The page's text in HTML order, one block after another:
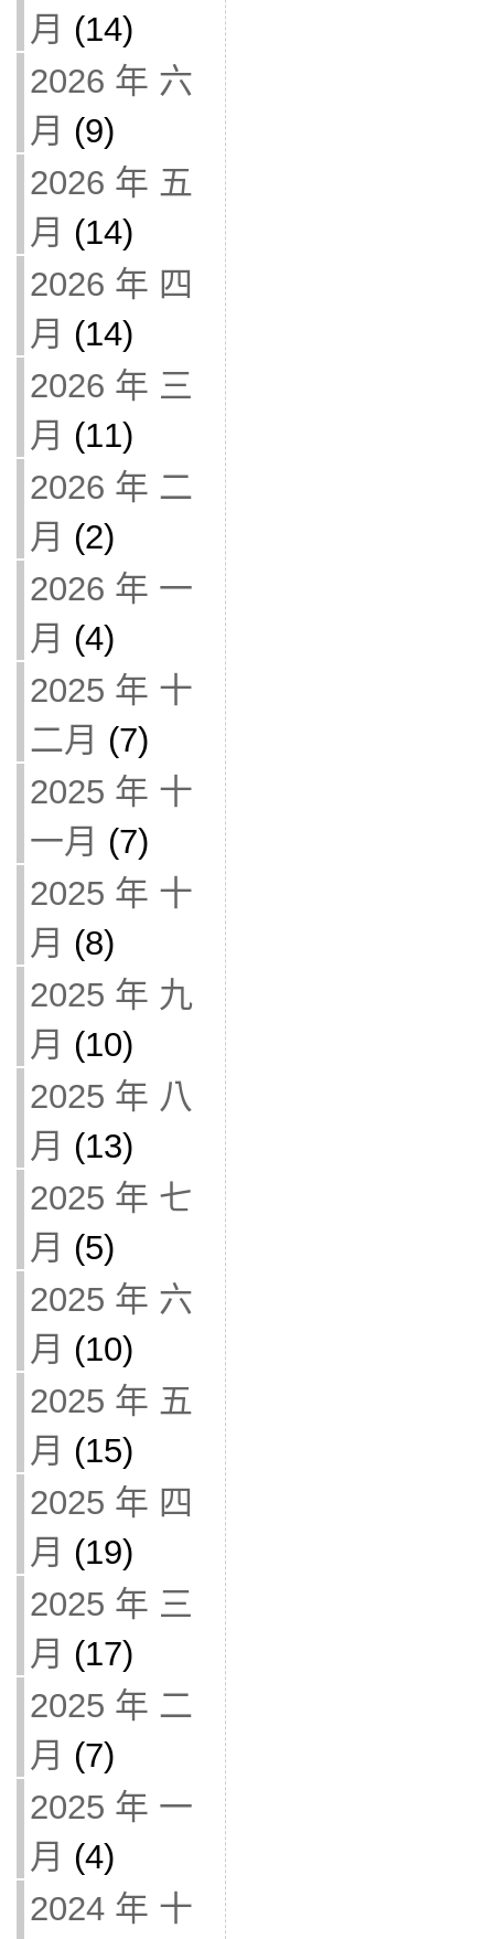
月 (14)
2026 年 六
月 (9)
2026 年 五
月 (14)
2026 年 四
月 (14)
2026 年 三
月 (11)
2026 年 二
月 (2)
2026 年 一
月 (4)
2025 年 十
二月 (7)
2025 年 十
一月 (7)
2025 年 十
月 (8)
2025 年 九
月 (10)
2025 年 八
月 (13)
2025 年 七
月 (5)
2025 年 六
月 (10)
2025 年 五
月 (15)
2025 年 四
月 (19)
2025 年 三
月 (17)
2025 年 二
月 (7)
2025 年 一
月 (4)
2024 年 十